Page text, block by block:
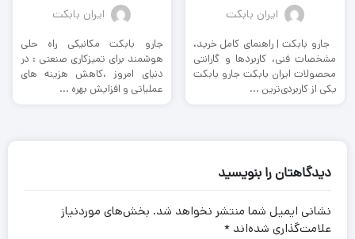
ایران بابکت
جارو بابکت | راهنمای کامل خرید،
مشخصات فنی، کاربردها و گارانتی
محصولات ایران بابکت جارو بابکت
یکی از کاربردی‌ترین ...
ایران بابکت
جارو بابکت مکانیکی راه حلی
هوشمند برای تمیزکاری صنعتی : در
دنیای امروز ،کاهش هزینه های
عملیاتی و افزایش بهره ...
دیدگاهتان را بنویسید
نشانی ایمیل شما منتشر نخواهد شد. بخش‌های موردنیاز
علامت‌گذاری شده‌اند *